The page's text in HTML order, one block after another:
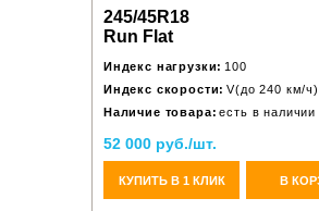
245/45R18
Run Flat
Индекс нагрузки: 100
Индекс скорости: V(до 240 км/ч)
Наличие товара: есть в наличии
52 000 руб./шт.
КУПИТЬ В 1 КЛИК В